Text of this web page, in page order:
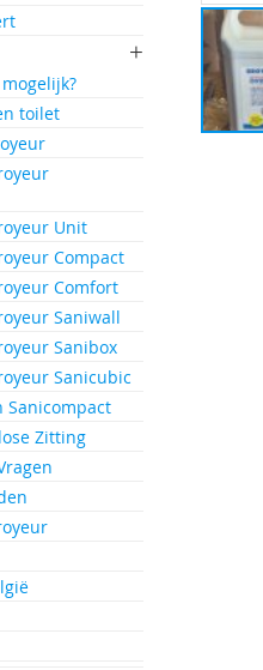
toilet
Unit
Compact
Comfort
Saniwall
Sanibox
Sanicubic
Sanicompact
Zitting